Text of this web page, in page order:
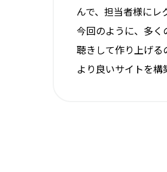
んで、担当者様に
今回のように、多
聴きして作り上げる
より良いサイトを